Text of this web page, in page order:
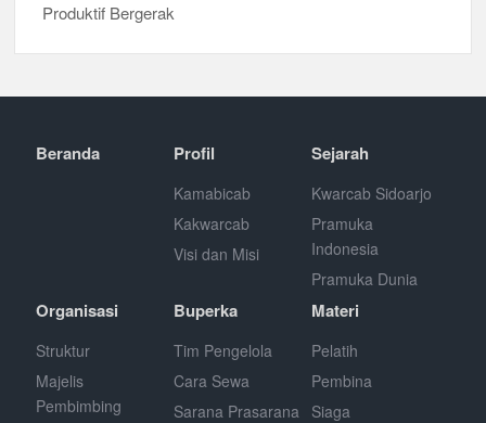
Produktif Bergerak
Beranda Profil
Kamabicab
Kakwarcab
Visi dan Misi
Sejarah
Kwarcab Sidoarjo
Pramuka
Indonesia
Pramuka Dunia
Organisasi
Struktur
Majelis
Pembimbing
Buperka
Tim Pengelola
Cara Sewa
Sarana Prasarana
Materi
Pelatih
Pembina
Siaga